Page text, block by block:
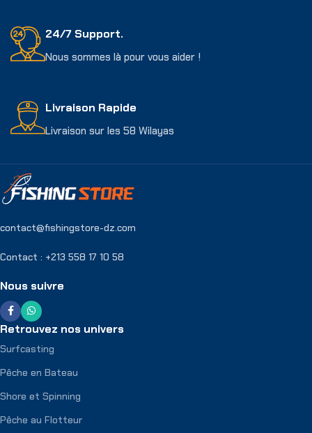
24/7 Support.
Nous sommes là pour vous aider !
Livraison Rapide
Livraison sur les 58 Wilayas
contact@fishingstore-dz.com
Contact : +213 558 17 10 58
Nous suivre
Retrouvez nos univers
Surfcasting
Pêche en Bateau
Shore et Spinning
Pêche au Flotteur